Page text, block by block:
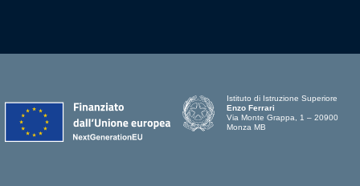
Istituto di Istruzione Superiore
Enzo Ferrari
Via Monte Grappa, 1 – 20900
Monza MB